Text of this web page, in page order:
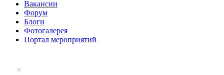
Вакансии
Форум
Блоги
Фотогалерея
Портал мероприятий
×